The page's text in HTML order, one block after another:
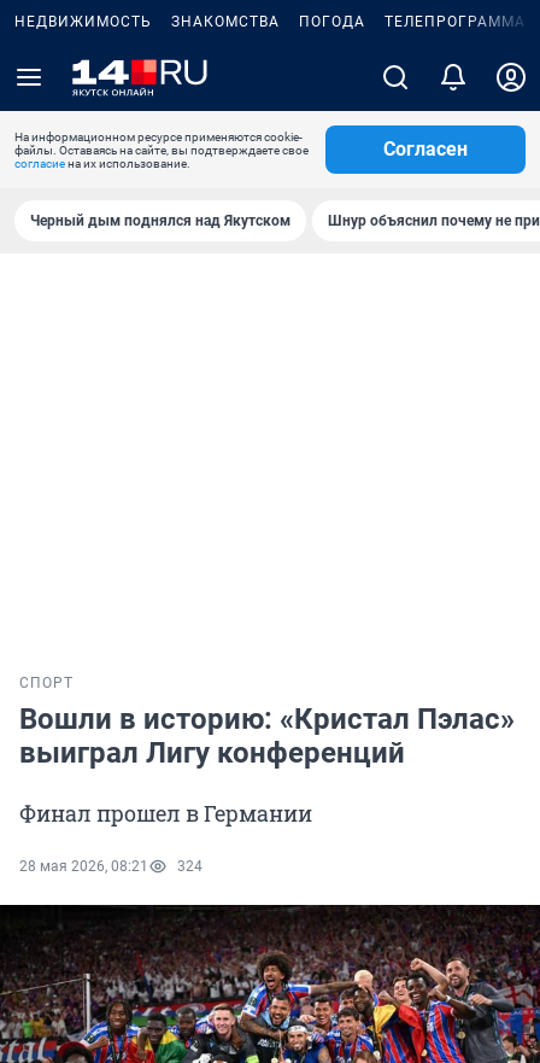
НЕДВИЖИМОСТЬ ЗНАКОМСТВА ПОГОДА ТЕЛЕПРОГРАММА
На информационном ресурсе применяются cookie-
файлы. Оставаясь на сайте, вы подтверждаете свое
согласиена их использование.
Согласен
Черный дым поднялся над Якутском Шнур объяснил почему не
СПОРТ
Вошли в историю: «Кристал Пэлас»
выиграл Лигу конференций
Финал прошел в Германии
28 мая 2026, 08:21 324